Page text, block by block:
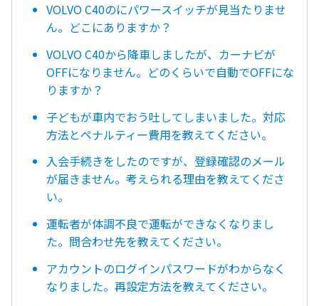
VOLVO C40のにパワースイッチが見当たりませ
ん。どこにありますか？
VOLVO C40から降車しましたが、カーナビが
OFFになりません。どのくらいで自動でOFFにな
りますか？
子どもが車内でおう吐してしまいました。対応
方法とペナルティー費用を教えてください。
入会手続きをしたのですが、登録確認のメール
が届きません。考えられる理由を教えてくださ
い。
運転者が体調不良で運転ができなくなりまし
た。問合わせ先を教えてください。
アカウントのログインパスワードがわからなく
なりました。再設定方法を教えてください。